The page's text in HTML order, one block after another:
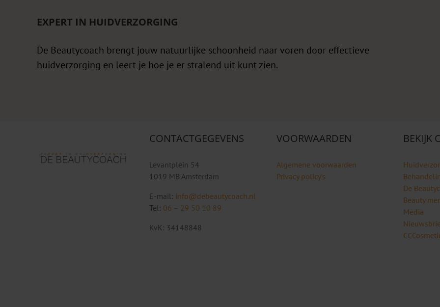
EXPERT IN HUIDVERZORGING
De Beautycoach brengt jouw natuurlijke schoonheid naar voren door effectieve
huidverzorging en leert je hoe je er stralend uit kunt zien.
CONTACTGEGEVENS
Levantplein 54
1019 MB Amsterdam
E-mail: info@debeautycoach.nl
Tel: 06 – 29 50 10 89
KvK: 34148848
VOORWAARDEN
Algemene voorwaarden
Privacy policy’s
BEKIJK
De
Beauty
Media